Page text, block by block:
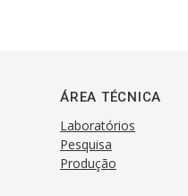
ÁREA TÉCNICA
Laboratórios
Pesquisa
Produção